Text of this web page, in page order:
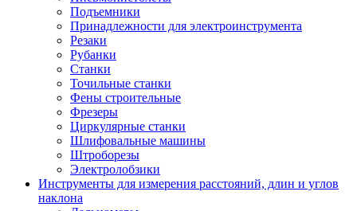
Подъемники
Принадлежности для электроинструмента
Резаки
Рубанки
Станки
Точильные станки
Фены строительные
Фрезеры
Циркулярные станки
Шлифовальные машины
Штроборезы
Электролобзики
Инструменты для измерения расстояний, длин и углов
наклона